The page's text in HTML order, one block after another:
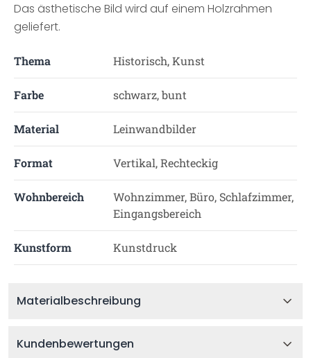
Das ästhetische Bild wird auf einem Holzrahmen
geliefert.
Thema Historisch, Kunst
Farbe schwarz, bunt
Material Leinwandbilder
Format Vertikal, Rechteckig
Wohnbereich
Wohnzimmer, Büro, Schlafzimmer,
Eingangsbereich
Kunstform Kunstdruck
Materialbeschreibung
Kundenbewertungen